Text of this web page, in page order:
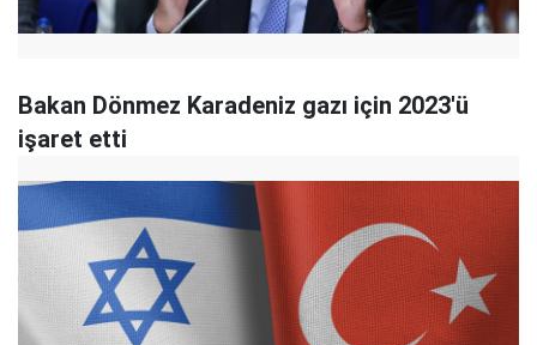
Bakan Dönmez Karadeniz gazı için 2023'ü
işaret etti